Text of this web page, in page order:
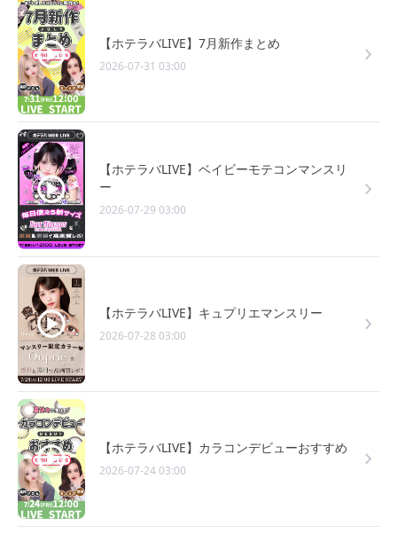
【ホテラバLIVE】7月新作まとめ
2026-07-31 03:00
【ホテラバLIVE】ベイビーモテコンマンスリ
ー
2026-07-29 03:00
【ホテラバLIVE】キュプリエマンスリー
2026-07-28 03:00
【ホテラバLIVE】カラコンデビューおすすめ
2026-07-24 03:00